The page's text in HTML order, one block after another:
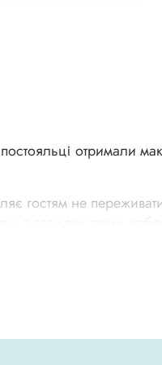
отримали
гостям не
а завдяки таким